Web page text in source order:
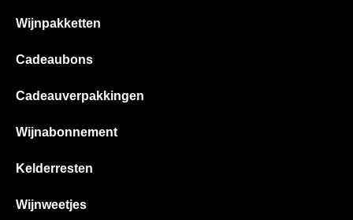
Wijnpakketten
Cadeaubons
Cadeauverpakkingen
Wijnabonnement
Kelderresten
Wijnweetjes